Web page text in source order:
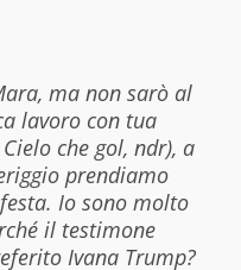
ma non sarò al
lavoro con tua
che gol, ndr), a
prendiamo
Io sono molto
il testimone
Ivana Trump?